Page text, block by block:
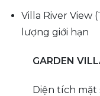
Villa River View
lượng giới hạn
GARDEN
Diện tích mặt